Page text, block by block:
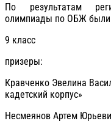
По результатам
олимпиады по ОБЖ
9 класс
призеры:
Кравченко Эвелина
кадетский корпус»
Несмеянов Артем